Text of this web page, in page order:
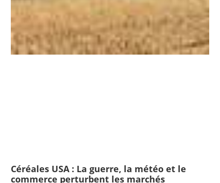
Céréales USA : La guerre, la météo et le
commerce perturbent les marchés